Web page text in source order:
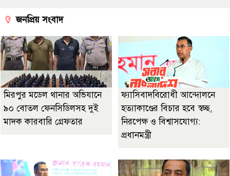
জনপ্রিয় সংবাদ
মিরপুর মডেল থানার অভিযানে
৯০ বোতল ফেনসিডিলসহ দুই
মাদক কারবারি গ্রেফতার
ফ্যাসিবাদবিরোধী আন্দোলনে
হত্যাকাণ্ডের বিচার হবে স্বচ্ছ,
নিরপেক্ষ ও বিশ্বাসযোগ্য:
প্রধানমন্ত্রী